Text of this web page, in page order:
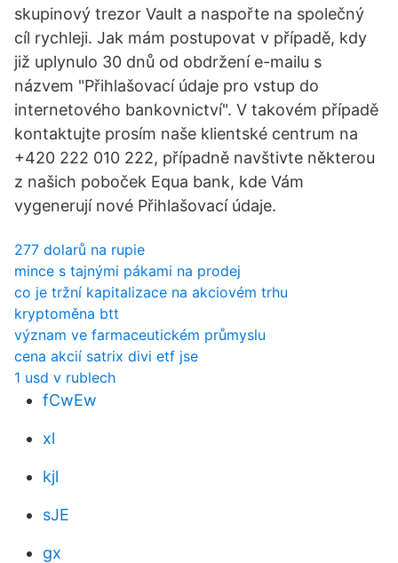
skupinový trezor Vault a naspořte na společný
cíl rychleji. Jak mám postupovat v případě, kdy
již uplynulo 30 dnů od obdržení e-mailu s
názvem "Přihlašovací údaje pro vstup do
internetového bankovnictví". V takovém případě
kontaktujte prosím naše klientské centrum na
+420 222 010 222, případně navštivte některou
z našich poboček Equa bank, kde Vám
vygenerují nové Přihlašovací údaje.
277 dolarů na rupie
mince s tajnými pákami na prodej
co je tržní kapitalizace na akciovém trhu
kryptoměna btt
význam ve farmaceutickém průmyslu
cena akcií satrix divi etf jse
1 usd v rublech
fCwEw
xl
kjl
sJE
gx